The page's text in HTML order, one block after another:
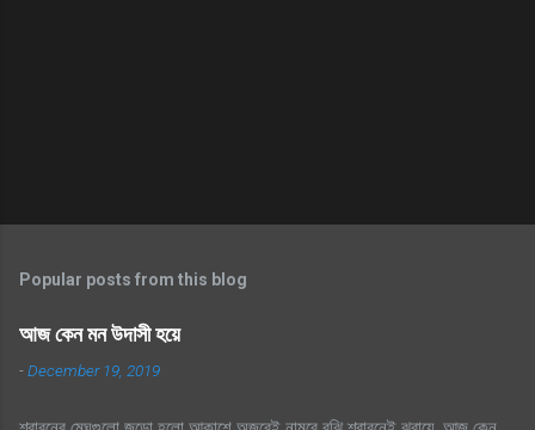
Popular posts from this blog
আজ কেন মন উদাসী হয়ে
-December 19, 2019